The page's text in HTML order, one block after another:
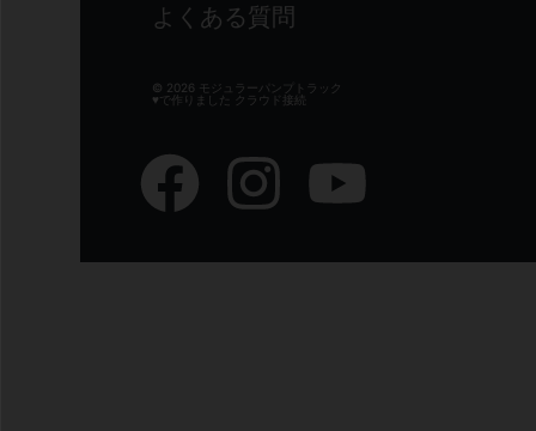
よくある質問
© 2026 モジュラーパンプトラック
♥で作りました
クラウド接続